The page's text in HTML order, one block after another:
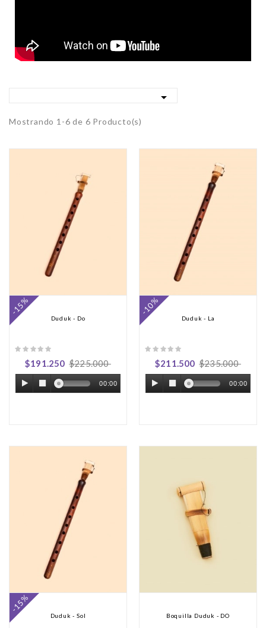

Mostrando 1-6 de 6 Producto(s)
Duduk - Do
$191.250 $225.000
00:00
-15%
Duduk - La
$211.500 $235.000
00:00
-10%
Duduk - Sol
-15%
Boquilla Duduk - DO